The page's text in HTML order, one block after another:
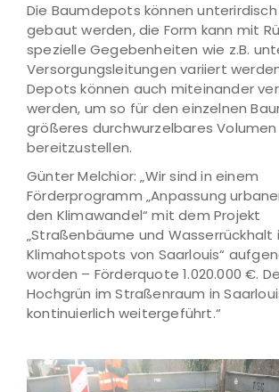
Die Baumdepots können
gebaut werden, die Form kann mit
spezielle Gegebenheiten wie z.B.
Versorgungsleitungen variiert
Depots können auch miteinander
werden, um so für den einzelnen
größeres durchwurzelbares Volumen
bereitzustellen.
Günter Melchior: „Wir sind in einem
Förderprogramm „Anpassung
den Klimawandel“ mit dem Projekt
„Straßenbäume und Wasserrückhalt
Klimahotspots von Saarlouis“
worden – Förderquote 1.020.000 €.
Hochgrün im Straßenraum in
kontinuierlich weitergeführt.“